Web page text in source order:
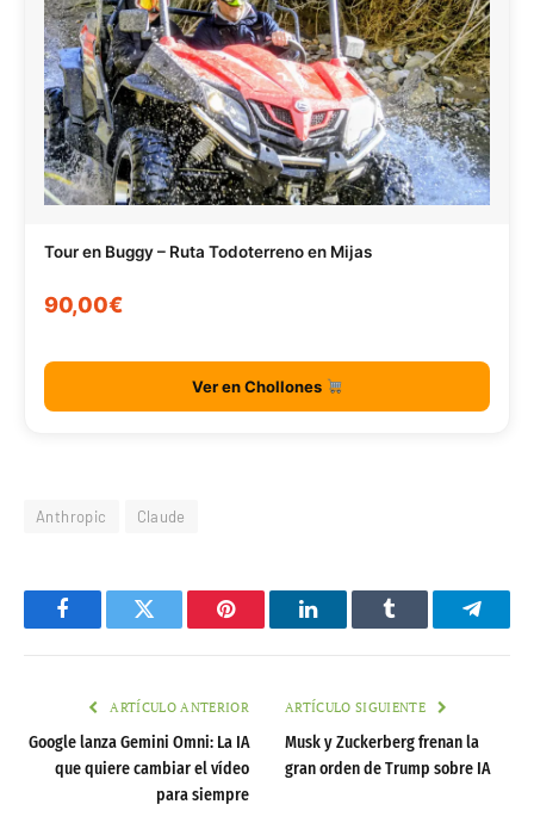
Tour en Buggy – Ruta Todoterreno en Mijas
90,00€
Ver en Chollones
Anthropic Claude
FacebookTwitter Pinterest LinkedInTumblr
ARTÍCULO ANTERIOR
Google lanza Gemini Omni: La IA
que quiere cambiar el vídeo
para siempre
ARTÍCULO SIGUIENTE
Musk y Zuckerberg frenan la
gran orden de Trump sobre IA